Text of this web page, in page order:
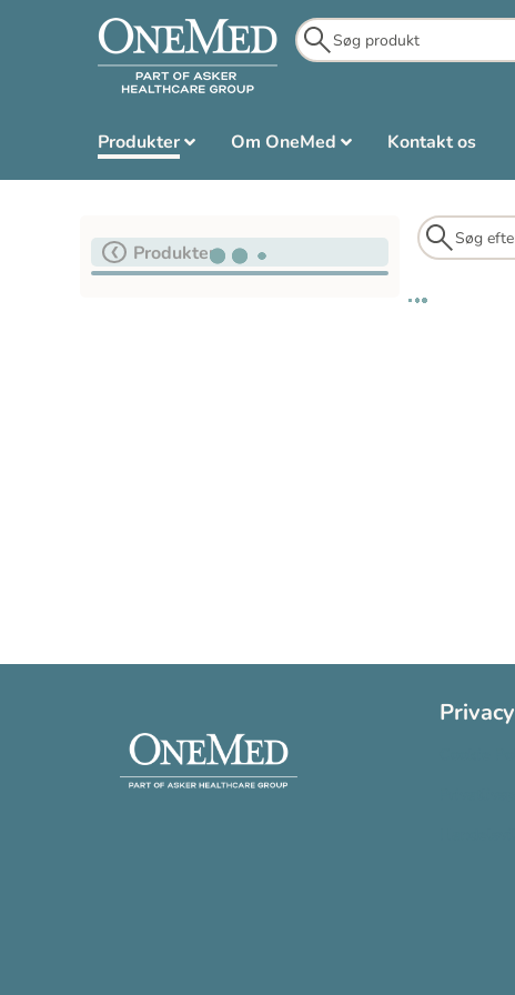
Produkter Om OneMed Kontakt os
Produkter
Privacy